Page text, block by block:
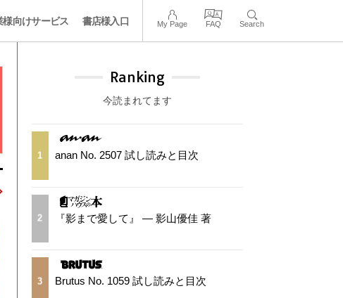
様向けサービス 書店様入口 My Page FAQ Search
Ranking
今読まれてます
1 anan No. 2507 試し読みと目次
2 『影まで愛して』 — 影山優佳 著
3 Brutus No. 1059 試し読みと目次